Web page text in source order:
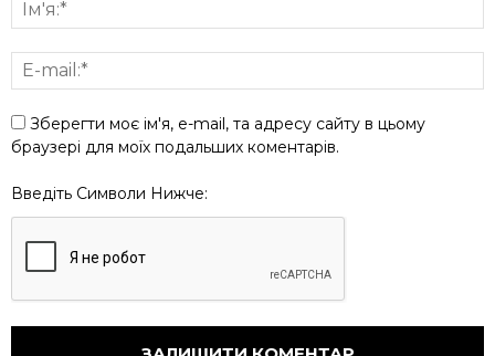
Зберегти моє ім'я, e-mail, та адресу сайту в цьому
браузері для моїх подальших коментарів.
Введіть Символи Нижче: